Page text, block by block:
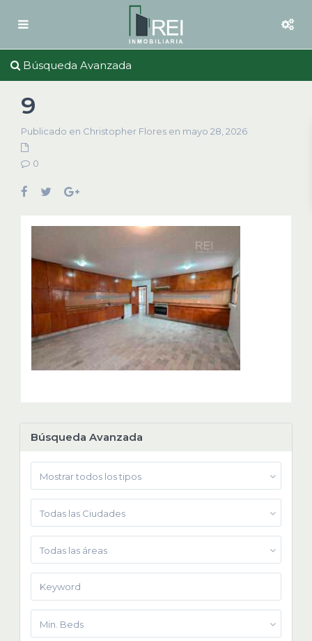
Búsqueda Avanzada
9
Publicado en Christopher Flores en mayo 28, 2026
0
Búsqueda Avanzada
Mostrar todos los tipos
Todas las Ciudades
Todas las áreas
Min. Beds